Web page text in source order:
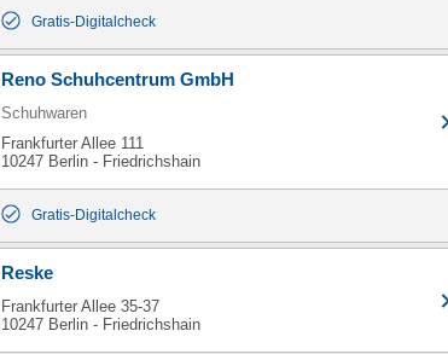
Gratis-Digitalcheck
Reno Schuhcentrum GmbH
Schuhwaren
Frankfurter Allee 111
10247 Berlin - Friedrichshain
Gratis-Digitalcheck
Reske
Frankfurter Allee 35-37
10247 Berlin - Friedrichshain